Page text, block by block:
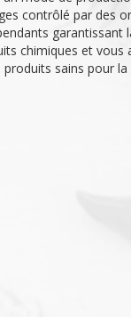
contrôlé par des
garantissant
chimiques et vous
sains pour la